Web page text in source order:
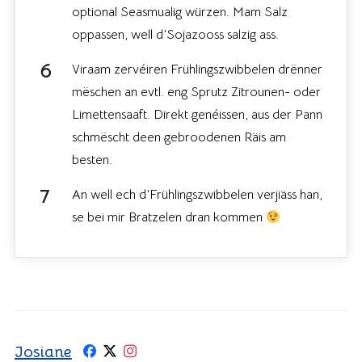
optional Seasmualig würzen. Mam Salz
oppassen, well d’Sojazooss salzig ass.
Viraam zervéiren Frühlingszwibbelen drënner
mëschen an evtl. eng Sprutz Zitrounen- oder
Limettensaaft. Direkt genéissen, aus der Pann
schmëscht deen gebroodenen Räis am
besten.
An well ech d’Frühlingszwibbelen verjiäss han,
se bei mir Bratzelen dran kommen
Josiane